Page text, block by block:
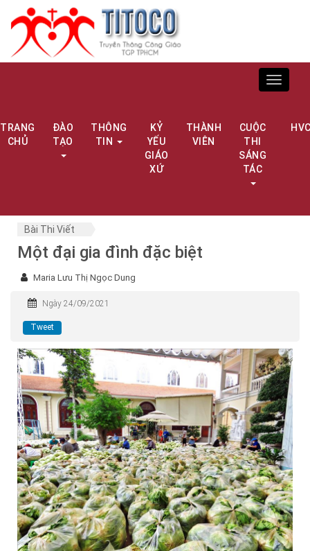
Toggle
TRANG
CHỦ
ĐÀO
TẠO
THÔNG
TIN
KỶ
YẾU
GIÁO
XỨ
THÀNH
VIÊN
CUỘC
THI
SÁNG
TÁC
Bài Thi Viết
Một đại gia đình đặc biệt
Maria Lưu Thị Ngọc Dung
Ngày 24/09/2021
Tweet